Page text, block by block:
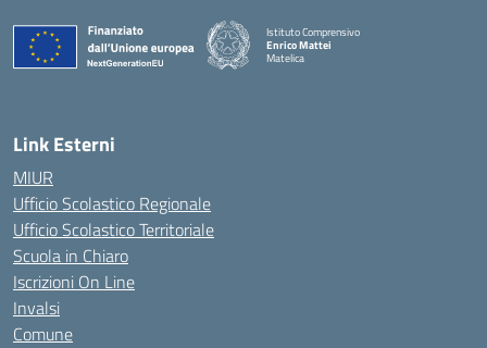
Istituto Comprensivo
Enrico Mattei
Matelica
Link Esterni
MIUR
Ufficio Scolastico Regionale
Ufficio Scolastico Territoriale
Scuola in Chiaro
Iscrizioni On Line
Invalsi
Comune